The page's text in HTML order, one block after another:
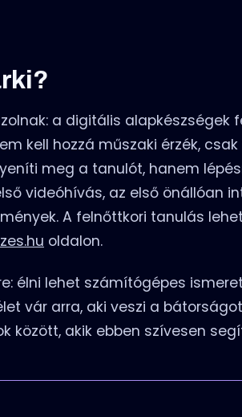
a digitális alapkészségek
kell hozzá műszaki érzék,
meg a tanulót, hanem
videóhívás, az első önállóan
A felnőttkori tanulás
oldalon.
élni lehet számítógépes
vár arra, aki veszi a
között, akik ebben szívesen